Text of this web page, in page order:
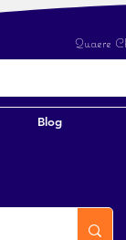
Quaere
Blog